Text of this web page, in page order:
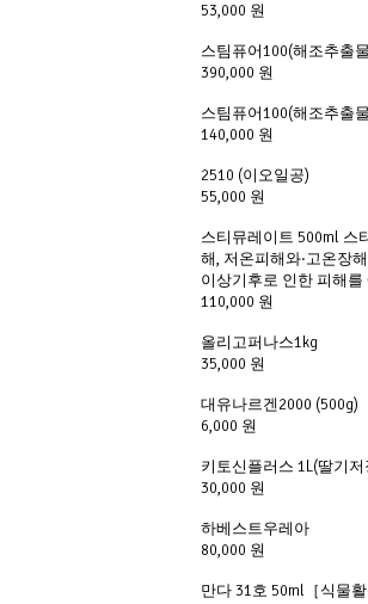
53,000 원
스팀퓨어100(해조추출
390,000 원
스팀퓨어100(해조추출
140,000 원
2510 (이오일공)
55,000 원
스티뮤레이트 500ml 스
해, 저온피해와·고온장
이상기후로 인한 피해를
110,000 원
올리고퍼나스1kg
35,000 원
대유나르겐2000 (500g)
6,000 원
키토신플러스 1L(딸기
30,000 원
하베스트우레아
80,000 원
만다 31호 50ml［식물활